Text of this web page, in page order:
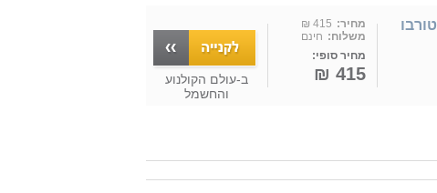
קולט אדים 60 ס"מ נירוסטה מלבני TILLY IX/F/60 טורבו
מחיר: 415 ₪
משלוח: חינם
מחיר סופי:
415 ₪ ב-עולם הקולנוע
והחשמל